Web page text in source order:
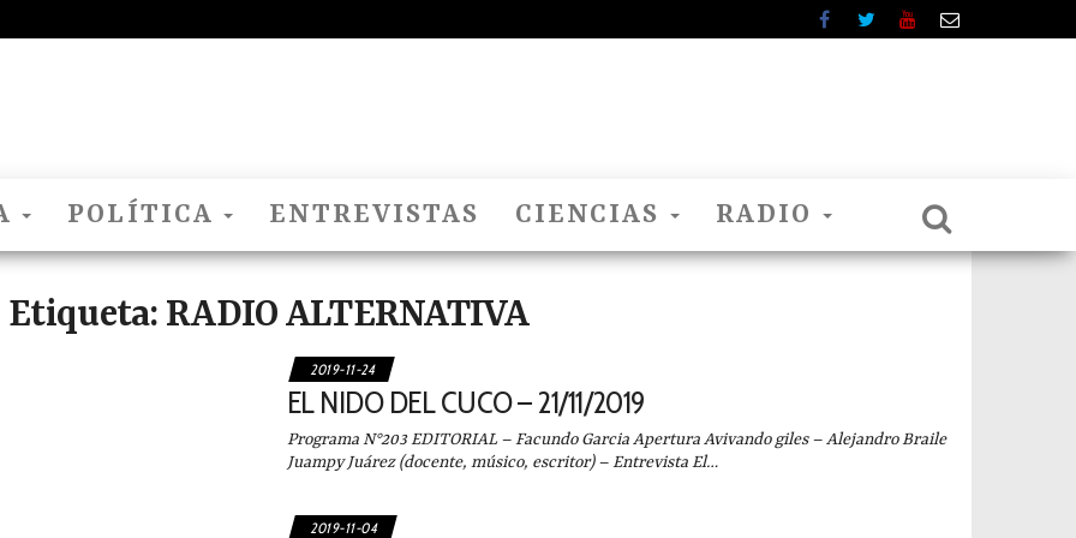
Cuco
POLÍTICA ENTREVISTAS CIENCIAS RADIO
Etiqueta: RADIO ALTERNATIVA
2019-11-24
EL NIDO DEL CUCO – 21/11/2019
Programa N°203 EDITORIAL – Facundo Garcia Apertura Avivando giles – Alejandro Braile
Juampy Juárez (docente, músico, escritor) – Entrevista El…
2019-11-04